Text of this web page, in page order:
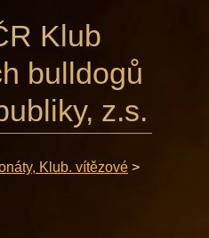
Klub
bulldogů
z.s.
Klub. vítězové >